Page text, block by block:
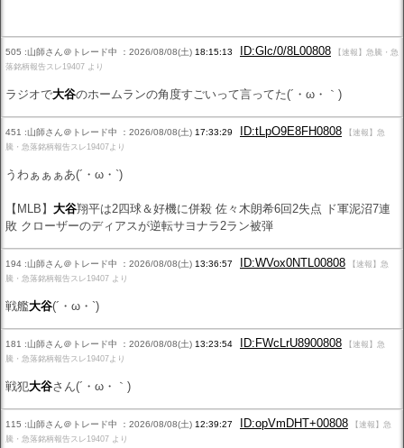
505 :山師さん＠トレード中 ：2026/08/08(土) 18:15:13 ID:Glc/0/8L00808
【速報】急騰・急
落銘柄報告スレ19407 より
ラジオで大谷のホームランの角度すごいって言ってた(´・ω・｀)
451 :山師さん＠トレード中 ：2026/08/08(土) 17:33:29 ID:tLpO9E8FH0808
【速報】急
騰・急落銘柄報告スレ19407より
うわぁぁぁあ(´・ω・`)
【MLB】 大谷翔平は2四球＆好機に併殺 佐々木朗希6回2失点 ド軍泥沼7連
敗 クローザーのディアスが逆転サヨナラ2ラン被弾
194 :山師さん＠トレード中 ：2026/08/08(土) 13:36:57 ID:WVox0NTL00808
【速報】急
騰・急落銘柄報告スレ19407 より
戦艦大谷(´・ω・`)
181 :山師さん＠トレード中 ：2026/08/08(土) 13:23:54 ID:FWcLrU8900808
【速報】急
騰・急落銘柄報告スレ19407より
戦犯大谷さん(´・ω・｀)
115 :山師さん＠トレード中 ：2026/08/08(土) 12:39:27 ID:opVmDHT+00808
【速報】急
騰・急落銘柄報告スレ19407 より